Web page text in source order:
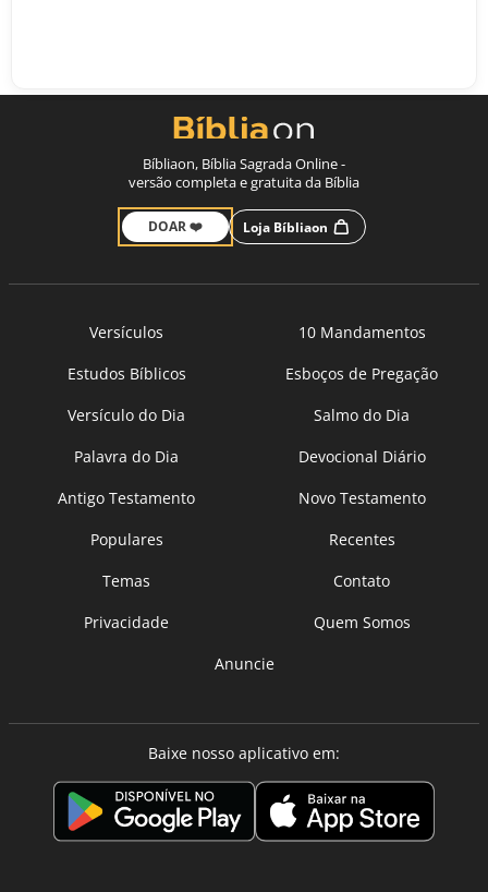
Bíbliaon, Bíblia Sagrada Online -
versão completa e gratuita da Bíblia
DOAR ❤️ Loja Bíbliaon
Versículos
10 Mandamentos
Estudos Bíblicos
Esboços de Pregação
Versículo do Dia
Salmo do Dia
Palavra do Dia
Devocional Diário
Antigo Testamento
Novo Testamento
Populares
Recentes
Temas
Contato
Privacidade
Quem Somos
Anuncie
Baixe nosso aplicativo em: